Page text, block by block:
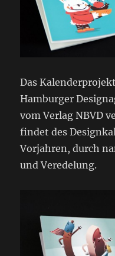
Das
Hamburger
vom Verlag NBVD
findet des
Vorjahren, durch
und Veredelung.